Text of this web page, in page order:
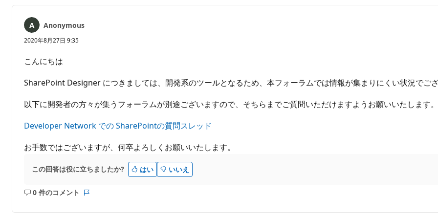
ま
んAnonymous
2020年8月27日 9:35
こんにちは
SharePoint Designer につきましては、開発系のツールとなるため、本フォーラムでは情報が集まりにくい状況でござ
以下に開発者の方々が集うフォーラムが別途ございますので、そちらまでご質問いただけますようお願いいたします。
Developer Network での SharePointの質問スレッド
お手数ではございますが、何卒よろしくお願いいたします。
この回答は役に立ちましたか? はい いいえ
0 件のコメント
コ